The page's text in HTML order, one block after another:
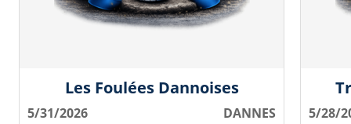
Les Foulées Dannoises
5/31/2026 DANNES 5/28/